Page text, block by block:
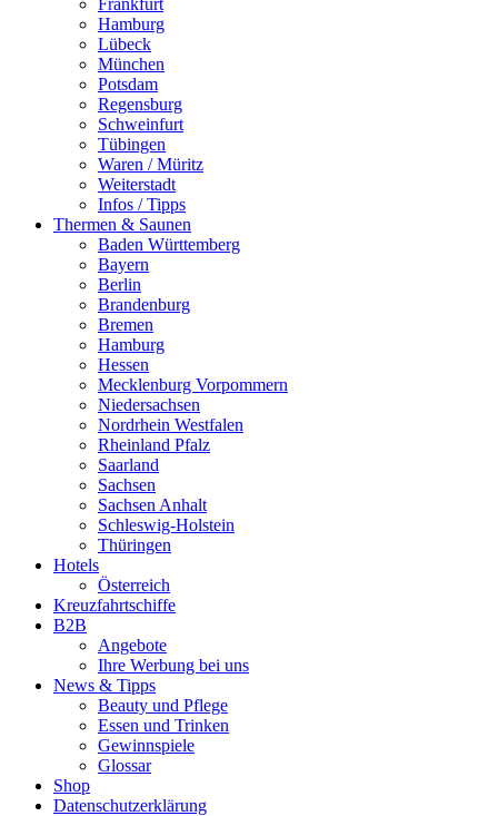
Hamburg
Lübeck
München
Potsdam
Regensburg
Schweinfurt
Tübingen
Waren / Müritz
Weiterstadt
Infos / Tipps
Thermen & Saunen
Baden Württemberg
Bayern
Berlin
Brandenburg
Bremen
Hamburg
Hessen
Mecklenburg Vorpommern
Niedersachsen
Nordrhein Westfalen
Rheinland Pfalz
Saarland
Sachsen
Sachsen Anhalt
Schleswig-Holstein
Thüringen
Hotels
Österreich
Kreuzfahrtschiffe
B2B
Angebote
Ihre Werbung bei uns
News & Tipps
Beauty und Pflege
Essen und Trinken
Gewinnspiele
Glossar
Shop
Datenschutzerklärung